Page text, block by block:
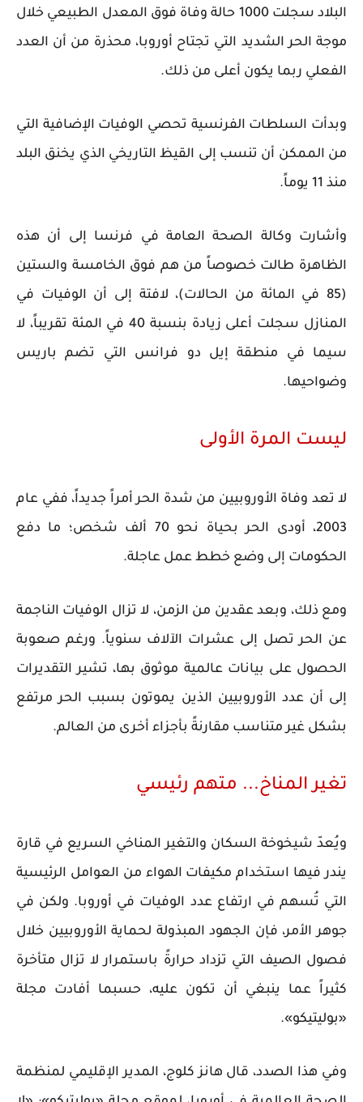
البلاد سجلت 1000 ​حالة وفاة فوق المعدل الطبيعي خلال
موجة الحر الشديد التي تجتاح أوروبا، محذرة من أن العدد
الفعلي ربما يكون أعلى من ذلك.
وبدأت السلطات الفرنسية تحصي الوفيات الإضافية التي
من الممكن أن تنسب إلى القيظ التاريخي الذي يخنق البلد
منذ 11 يوماً.
وأشارت وكالة الصحة العامة في فرنسا إلى أن هذه
الظاهرة طالت خصوصاً من هم فوق الخامسة والستين
(85 في المائة من الحالات)، لافتة إلى أن الوفيات في
المنازل سجلت أعلى زيادة بنسبة 40 في المئة تقريباً، لا
سيما في منطقة إيل دو فرانس التي تضم باريس
وضواحيها.
ليست المرة الأولى
لا تعد وفاة الأوروبيين من شدة الحر أمراً جديداً، ففي عام
2003، أودى الحر بحياة نحو 70 ألف شخص؛ ما دفع
الحكومات إلى وضع خطط عمل عاجلة.
ومع ذلك، وبعد عقدين من الزمن، لا تزال الوفيات الناجمة
عن الحر تصل إلى عشرات الآلاف سنوياً. ورغم صعوبة
الحصول على بيانات عالمية موثوق بها، تشير التقديرات
إلى أن عدد الأوروبيين الذين يموتون بسبب الحر مرتفع
بشكل غير متناسب مقارنةً بأجزاء أخرى من العالم.
تغير المناخ... متهم رئيسي
ويُعدّ شيخوخة السكان والتغير المناخي السريع في قارة
يندر فيها استخدام مكيفات الهواء من العوامل الرئيسية
التي تُسهم في ارتفاع عدد الوفيات في أوروبا. ولكن في
جوهر الأمر، فإن الجهود المبذولة لحماية الأوروبيين خلال
فصول الصيف التي تزداد حرارةً باستمرار لا تزال متأخرة
كثيراً عما ينبغي أن تكون عليه، حسبما أفادت مجلة
«بوليتيكو».
وفي هذا الصدد، قال هانز كلوج، المدير الإقليمي لمنظمة